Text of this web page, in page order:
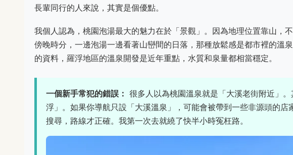
長輩同行的人來說，其實是個優點。
我個人認為，桃園泡湯最大的魅力在於「景觀」。因為地理位置靠山，
傍晚時分，一邊泡湯一邊看著山巒間的日落，那種放鬆感是都市裡的溫
的資料，羅浮地區的溫泉開發是近年重點，水質和泉量都相當穩定。
一個新手常犯的錯誤： 很多人以為桃園溫泉就是「大溪老街附近」
浮」。如果你導航只設「大溪溫泉」，可能會被帶到一些非源頭的
搜尋，路線才正確。我第一次去就繞了快半小時冤枉路。